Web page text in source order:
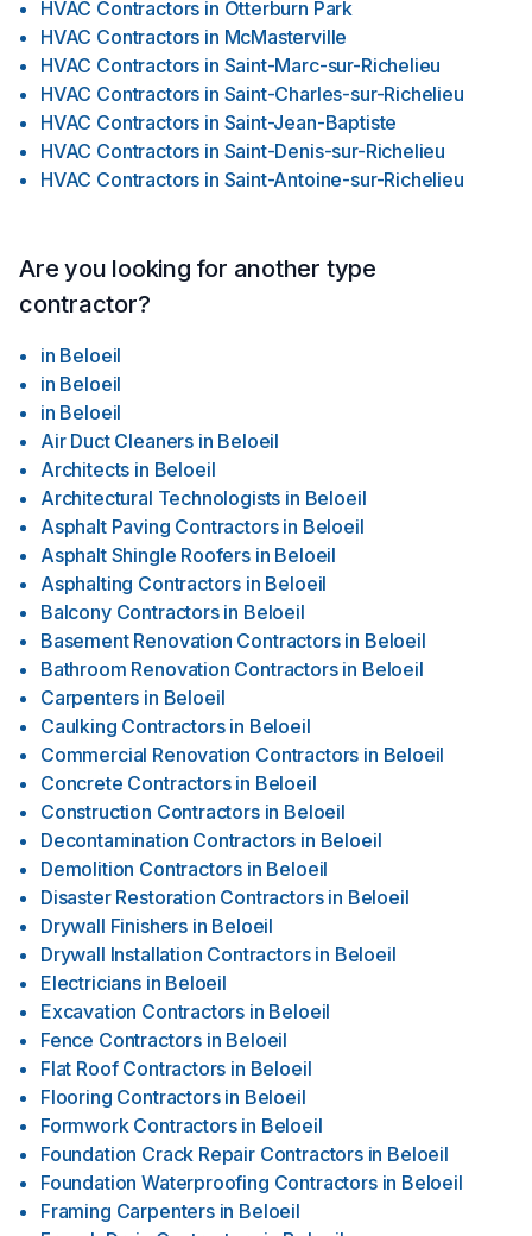
HVAC Contractors in Otterburn Park
HVAC Contractors in McMasterville
HVAC Contractors in Saint-Marc-sur-Richelieu
HVAC Contractors in Saint-Charles-sur-Richelieu
HVAC Contractors in Saint-Jean-Baptiste
HVAC Contractors in Saint-Denis-sur-Richelieu
HVAC Contractors in Saint-Antoine-sur-Richelieu
Are you looking for another type
contractor?
in Beloeil
in Beloeil
in Beloeil
Air Duct Cleaners in Beloeil
Architects in Beloeil
Architectural Technologists in Beloeil
Asphalt Paving Contractors in Beloeil
Asphalt Shingle Roofers in Beloeil
Asphalting Contractors in Beloeil
Balcony Contractors in Beloeil
Basement Renovation Contractors in Beloeil
Bathroom Renovation Contractors in Beloeil
Carpenters in Beloeil
Caulking Contractors in Beloeil
Commercial Renovation Contractors in Beloeil
Concrete Contractors in Beloeil
Construction Contractors in Beloeil
Decontamination Contractors in Beloeil
Demolition Contractors in Beloeil
Disaster Restoration Contractors in Beloeil
Drywall Finishers in Beloeil
Drywall Installation Contractors in Beloeil
Electricians in Beloeil
Excavation Contractors in Beloeil
Fence Contractors in Beloeil
Flat Roof Contractors in Beloeil
Flooring Contractors in Beloeil
Formwork Contractors in Beloeil
Foundation Crack Repair Contractors in Beloeil
Foundation Waterproofing Contractors in Beloeil
Framing Carpenters in Beloeil